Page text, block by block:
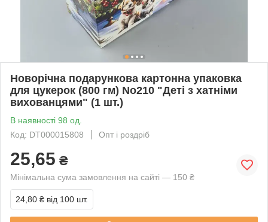
Новорічна подарункова картонна упаковка
для цукерок (800 гм) No210 "Деті з хатніми
вихованцями" (1 шт.)
В наявності 98 од.
Код: DT000015808
Опт і роздріб
25,65 ₴
Мінімальна сума замовлення на сайті — 150 ₴
24,80 ₴ від 100 шт.